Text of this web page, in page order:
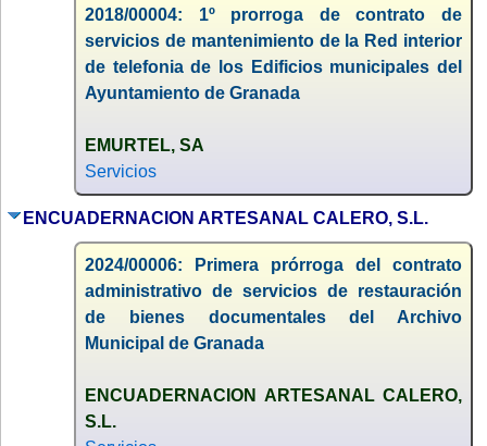
2018/00004: 1º prorroga de contrato de
servicios de mantenimiento de la Red interior
de telefonia de los Edificios municipales del
Ayuntamiento de Granada
EMURTEL, SA
Servicios
ENCUADERNACION ARTESANAL CALERO, S.L.
2024/00006: Primera prórroga del contrato
administrativo de servicios de restauración
de bienes documentales del Archivo
Municipal de Granada
ENCUADERNACION ARTESANAL CALERO,
S.L.